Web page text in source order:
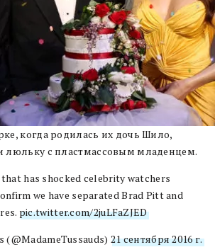
когда родилась их дочь Шило,
люльку с пластмассовым младенцем.
has shocked celebrity watchers
we have separated Brad Pitt and
pic.twitter.com/2juLFaZJED
(@MadameTussauds) 21 сентября 2016 г.